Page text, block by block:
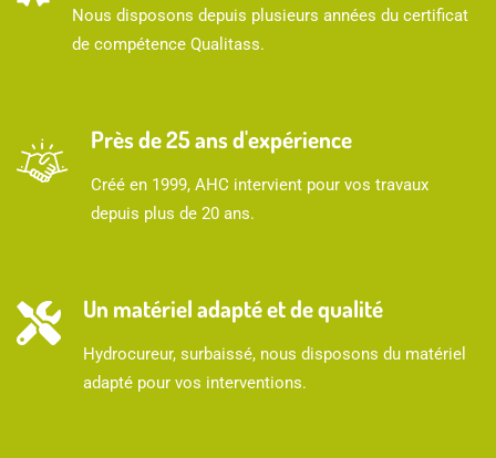
Nous disposons depuis plusieurs années du certificat
de compétence Qualitass.
Près de 25 ans d'expérience
Créé en 1999, AHC intervient pour vos travaux
depuis plus de 20 ans.
Un matériel adapté et de qualité
Hydrocureur, surbaissé, nous disposons du matériel
adapté pour vos interventions.